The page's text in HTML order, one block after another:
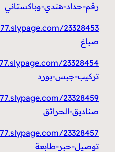
رقم-حداد-هندي-وباكستاني
صباغ
تركيب-جبس-بورد
صناديق-الحرائق
توصيل-حبر-طابعة